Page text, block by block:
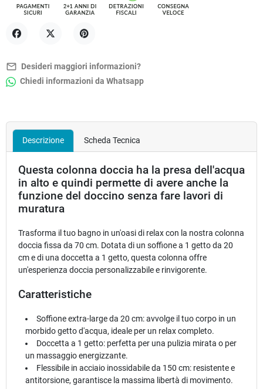
mail_outline Desideri maggiori informazioni?
Chiedi informazioni da Whatsapp
Descrizione Scheda Tecnica
Questa colonna doccia ha la presa dell'acqua
in alto e quindi permette di avere anche la
funzione del doccino senza fare lavori di
muratura
Trasforma il tuo bagno in un'oasi di relax con la nostra colonna
doccia fissa da 70 cm. Dotata di un soffione a 1 getto da 20
cm e di una doccetta a 1 getto, questa colonna offre
un'esperienza doccia personalizzabile e rinvigorente.
Caratteristiche
Soffione extra-large da 20 cm: avvolge il tuo corpo in un
morbido getto d'acqua, ideale per un relax completo.
Doccetta a 1 getto: perfetta per una pulizia mirata o per
un massaggio energizzante.
Flessibile in acciaio inossidabile da 150 cm: resistente e
antitorsione, garantisce la massima libertà di movimento.